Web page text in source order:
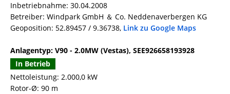
Inbetriebnahme: 30.04.2008
Betreiber: Windpark GmbH ＆ Co. Neddenaverbergen KG
Geoposition: 52.89457 / 9.36738, Link zu Google Maps
Anlagentyp: V90 - 2.0MW (Vestas), SEE926658193928
In Betrieb
Nettoleistung: 2.000,0 kW
Rotor-Ø: 90 m